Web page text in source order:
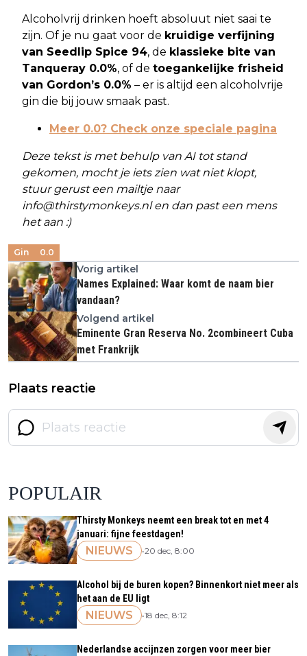
Alcoholvrij drinken hoeft absoluut niet saai te
zijn. Of je nu gaat voor de kruidige verfijning
van Seedlip Spice 94, de klassieke bite van
Tanqueray 0.0%, of de toegankelijke frisheid
van Gordon’s 0.0% – er is altijd een alcoholvrije
gin die bij jouw smaak past.
Meer 0.0? Check onze speciale pagina
Deze tekst is met behulp van AI tot stand
gekomen, mocht je iets zien wat niet klopt,
stuur gerust een mailtje naar
info@thirstymonkeys.nlen dan past een mens
het aan :)
Gin 0.0
Vorig artikel
Names Explained: Waar komt de naam bier
vandaan?
Volgend artikel
Eminente Gran Reserva No. 2combineert Cuba
met Frankrijk
Plaats reactie
POPULAIR
Thirsty Monkeys neemt een break tot en met 4
januari: fijne feestdagen!
NIEUWS •20 dec, 8:00
Alcohol bij de buren kopen? Binnenkort niet meer als
het aan de EU ligt
NIEUWS •18 dec, 8:12
Nederlandse accijnzen zorgen voor meer bier